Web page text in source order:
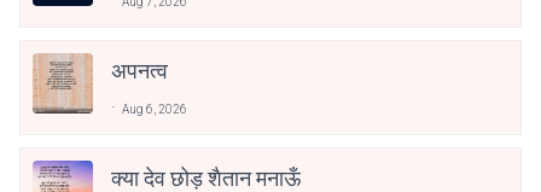
अपनत्व
Aug 6, 2026
क्या देव छोड़ शैतान मनाऊँ